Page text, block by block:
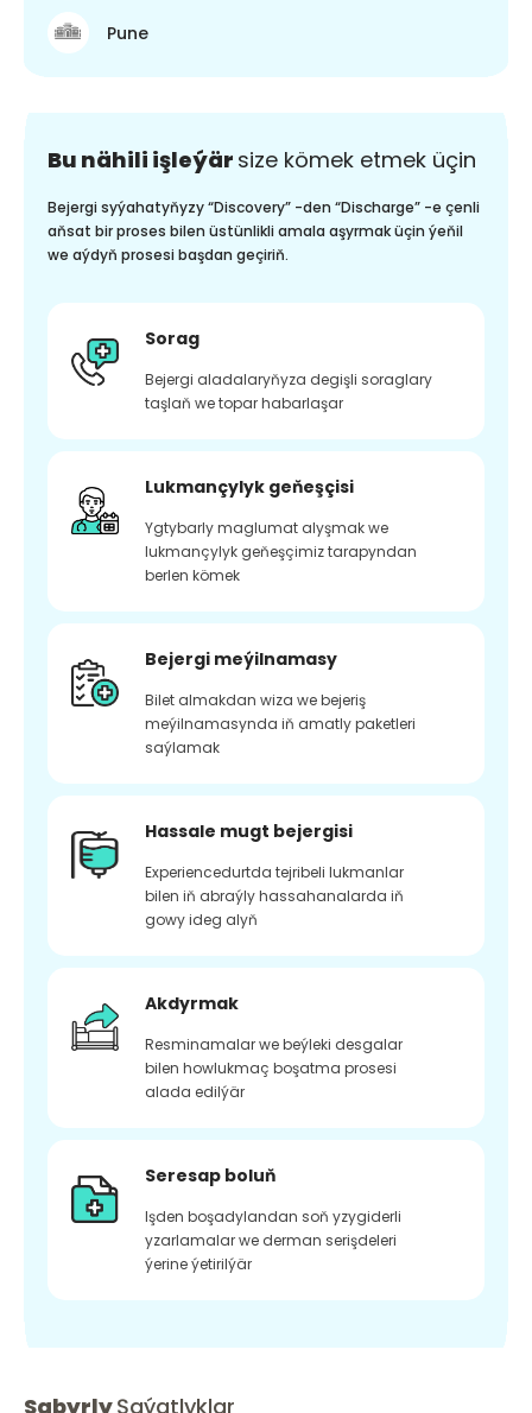
Pune
Bu nähili işleýär size kömek etmek üçin
Bejergi syýahatyňyzy “Discovery” -den “Discharge” -e çenli
aňsat bir proses bilen üstünlikli amala aşyrmak üçin ýeňil
we aýdyň prosesi başdan geçiriň.
Sorag
Bejergi aladalaryňyza degişli soraglary
taşlaň we topar habarlaşar
Lukmançylyk geňeşçisi
Ygtybarly maglumat alyşmak we
lukmançylyk geňeşçimiz tarapyndan
berlen kömek
Bejergi meýilnamasy
Bilet almakdan wiza we bejeriş
meýilnamasynda iň amatly paketleri
saýlamak
Hassale mugt bejergisi
Experiencedurtda tejribeli lukmanlar
bilen iň abraýly hassahanalarda iň
gowy ideg alyň
Akdyrmak
Resminamalar we beýleki desgalar
bilen howlukmaç boşatma prosesi
alada edilýär
Seresap boluň
Işden boşadylandan soň yzygiderli
yzarlamalar we derman serişdeleri
ýerine ýetirilýär
SabyrlyŞaýatlyklar